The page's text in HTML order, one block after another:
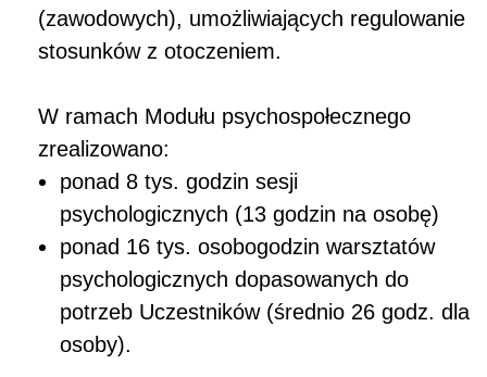
(zawodowych), umożliwiających regulowanie
stosunków z otoczeniem.
W ramach Modułu psychospołecznego
zrealizowano:
ponad 8 tys. godzin sesji
psychologicznych (13 godzin na osobę)
ponad 16 tys. osobogodzin warsztatów
psychologicznych dopasowanych do
potrzeb Uczestników (średnio 26 godz. dla
osoby).